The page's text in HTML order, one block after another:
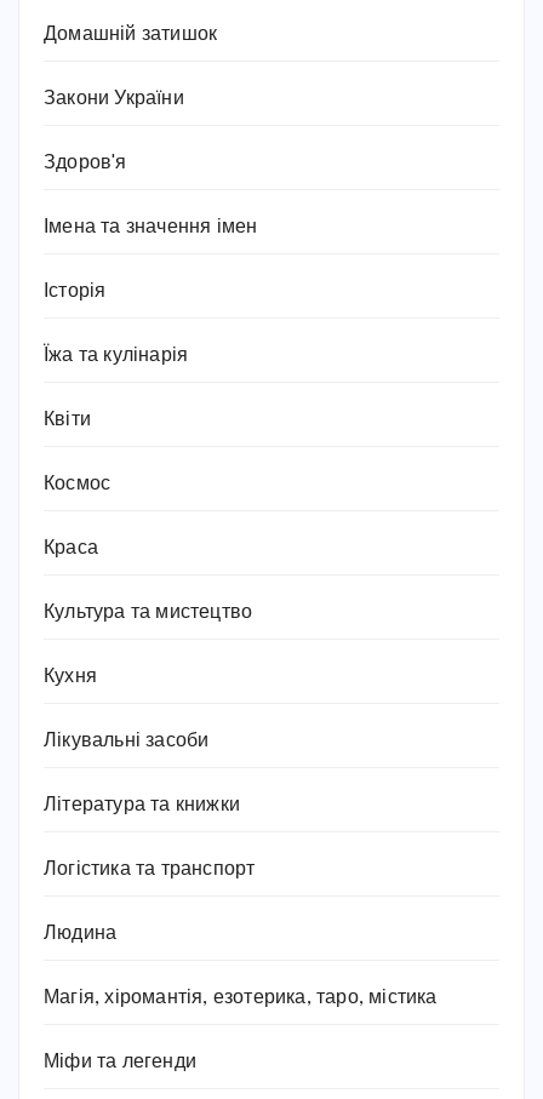
Домашній затишок
Закони України
Здоров'я
Імена та значення імен
Історія
Їжа та кулінарія
Квіти
Космос
Краса
Культура та мистецтво
Кухня
Лікувальні засоби
Література та книжки
Логістика та транспорт
Людина
Магія, хіромантія, езотерика, таро, містика
Міфи та легенди